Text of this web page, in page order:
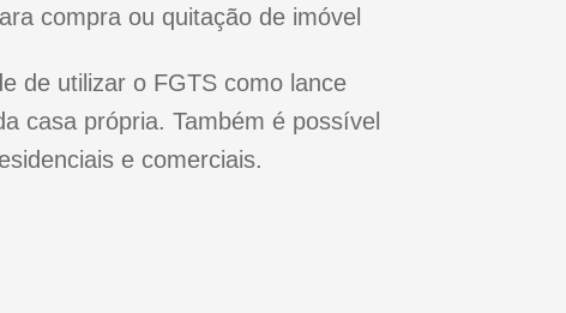
compra ou quitação de imóvel
de utilizar o FGTS como lance
casa própria. Também é possível
e comerciais.